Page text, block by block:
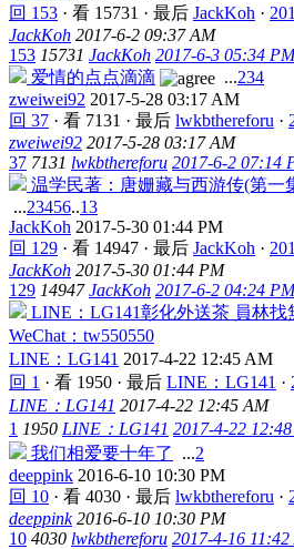
回 153 · 看 15731 · 最后 JackKoh ·
JackKoh 2017-6-2 09:37 AM
153 15731 JackKoh 2017-6-3 05:34 PM
爱情的点点滴滴
...234
zweiwei92 2017-5-28 03:17 AM
回 37 · 看 7131 · 最后 lwkbthereforu ·
zweiwei92 2017-5-28 03:17 AM
37 7131 lwkbthereforu 2017-6-2 07:14
温学民著：唐姗藏与西游传(第一
...23456..13
JackKoh 2017-5-30 01:44 PM
回 129 · 看 14947 · 最后 JackKoh ·
JackKoh 2017-5-30 01:44 PM
129 14947 JackKoh 2017-6-2 04:24 PM
LINE：LG141彰化外送茶 員林找
WeChat：tw550550
LINE：LG141 2017-4-22 12:45 AM
回 1 · 看 1950 · 最后 LINE：LG141 ·
LINE：LG141 2017-4-22 12:45 AM
1 1950 LINE：LG141 2017-4-22
我们相爱要十年了
...2
deeppink 2016-6-10 10:30 PM
回 10 · 看 4030 · 最后 lwkbthereforu ·
deeppink 2016-6-10 10:30 PM
10 4030 lwkbthereforu 2017-4-16